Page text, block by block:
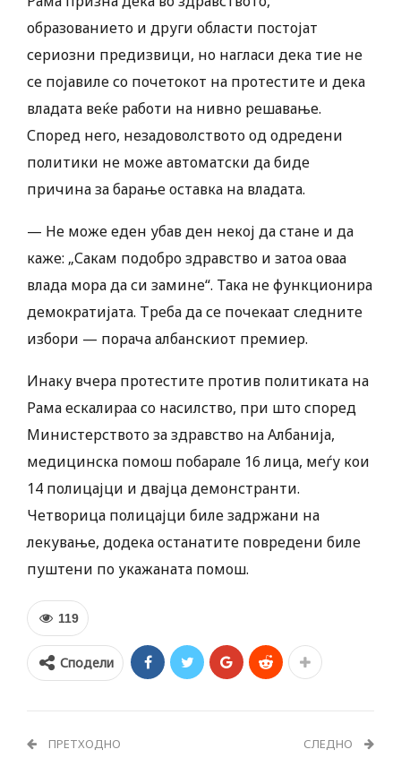
образованието и други области постојат
сериозни предизвици, но нагласи дека тие не
се појавиле со почетокот на протестите и дека
владата веќе работи на нивно решавање.
Според него, незадоволството од одредени
политики не може автоматски да биде
причина за барање оставка на владата.
— Не може еден убав ден некој да стане и да
каже: „Сакам подобро здравство и затоа оваа
влада мора да си замине“. Така не функционира
демократијата. Треба да се почекаат следните
избори — порача албанскиот премиер.
Инаку вчера протестите против политиката на
Рама ескалираа со насилство, при што според
Министерството за здравство на Албанија,
медицинска помош побарале 16 лица, меѓу кои
14 полицајци и двајца демонстранти.
Четворица полицајци биле задржани на
лекување, додека останатите повредени биле
пуштени по укажаната помош.
119
Сподели
ПРЕТХОДНО СЛЕДНО